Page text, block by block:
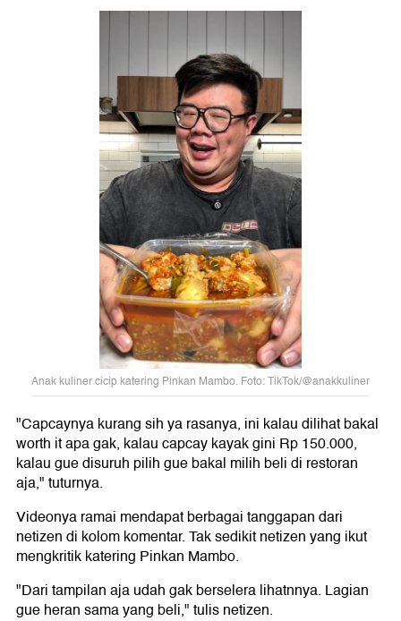
Anak kuliner cicip katering Pinkan Mambo. Foto: TikTok/@anakkuliner
"Capcaynya kurang sih ya rasanya, ini kalau dilihat bakal
worth it apa gak, kalau capcay kayak gini Rp 150.000,
kalau gue disuruh pilih gue bakal milih beli di restoran
aja," tuturnya.
Videonya ramai mendapat berbagai tanggapan dari
netizen di kolom komentar. Tak sedikit netizen yang ikut
mengkritik katering Pinkan Mambo.
"Dari tampilan aja udah gak berselera lihatnnya. Lagian
gue heran sama yang beli," tulis netizen.